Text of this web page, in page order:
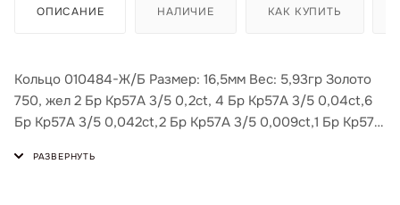
ОПИСАНИЕ НАЛИЧИЕ КАК КУПИТЬ
Кольцо 010484-Ж/Б Размер: 16,5мм Вес: 5,93гр Золото
750, жел 2 Бр Кр57А 3/5 0,2ct, 4 Бр Кр57А 3/5 0,04ct,6
Бр Кр57А 3/5 0,042ct,2 Бр Кр57А 3/5 0,009ct,1 Бр Кр57А